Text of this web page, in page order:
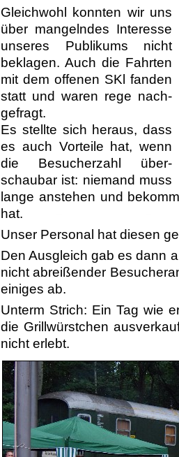
Gleichwohl konnten wir uns
über man­gelndes Inter­esse
unseres Publikums nicht
beklagen. Auch die Fahrten
mit dem offenen SKl fanden
statt und waren rege nach­
gefragt.
Es stellte sich heraus, dass
es auch Vorteile hat, wenn
die Besucherzahl über­
schaubar ist: niemand muss
lange anste­hen und
hat.
Unser Personal hat diesen
Den Ausgleich gab es dann
nicht ab­reißender
einiges ab.
Unterm Strich: Ein Tag wie
die Grill­würstchen
nicht erlebt.